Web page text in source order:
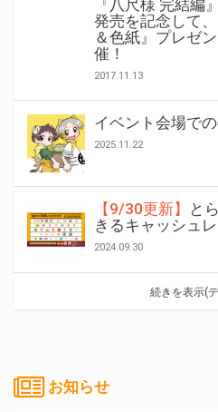
『八尺様 完結編
発売を記念して
＆色紙』プレゼ
催！
2017.11.13
イベント会場で
2025.11.22
【9/30更新】
と
きるキャッシュ
2024.09.30
続きを表示(
お知らせ